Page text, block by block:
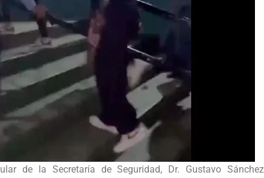
de la Secretaría de Seguridad, Dr. Gustavo Sánchez